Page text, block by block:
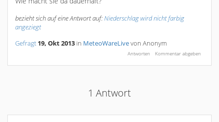
bezieht sich auf eine Antwort auf:Niederschlag wird nicht farbig
angeziegt
Gefragt 19, Okt 2013 in MeteoWareLivevon Anonym
1 Antwort